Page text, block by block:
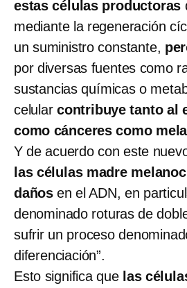
estas células productoras
mediante la regeneración
un suministro constante,
por diversas fuentes como
sustancias químicas o
celular contribuye tanto al
como cánceres como
Y de acuerdo con este
las células madre
daños en el ADN, en
denominado roturas de
sufrir un proceso
diferenciación”.
Esto significa quelas